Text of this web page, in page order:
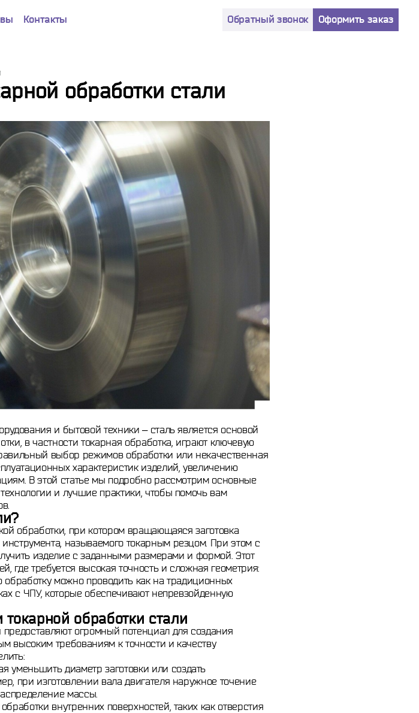
Контакты Обратный звонок Оформить заказ
обработки стали
и бытовой техники – сталь является основой
в частности токарная обработка, играют ключевую
выбор режимов обработки или некачественная
характеристик изделий, увеличению
В этой статье мы подробно рассмотрим основные
и лучшие практики, чтобы помочь вам
обработки, при котором вращающаяся заготовка
называемого токарным резцом. При этом с
изделие с заданными размерами и формой. Этот
где требуется высокая точность и сложная геометрия:
можно проводить как на традиционных
с ЧПУ, которые обеспечивают непревзойденную
обработки стали
огромный потенциал для создания
высоким требованиям к точности и качеству
уменьшить диаметр заготовки или создать
при изготовлении вала двигателя наружное точение
массы.
внутренних поверхностей, таких как отверстия